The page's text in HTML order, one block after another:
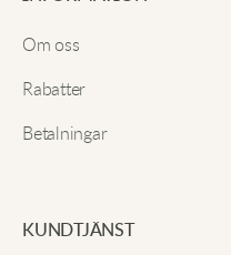
flytande passform får
Lilja R.
Om oss
Rabatter
Betalningar
KUNDTJÄNST